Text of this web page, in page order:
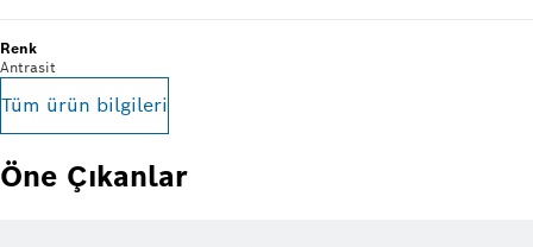
Renk
Antrasit
Tüm ürün bilgileri
Öne Çıkanlar